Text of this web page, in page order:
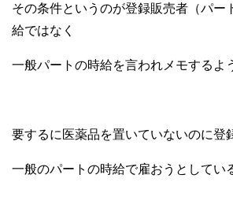
その条件というのが登録販売者（パー
給ではなく
一般パートの時給を言われメモするよ
要するに医薬品を置いていないのに登
一般のパートの時給で雇おうとしてい